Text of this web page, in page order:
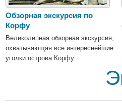
Обзорная экскурсия по
Корфу
Великолепная обзорная экскурсия,
охватывающая все интереснейшие
уголки острова Корфу.